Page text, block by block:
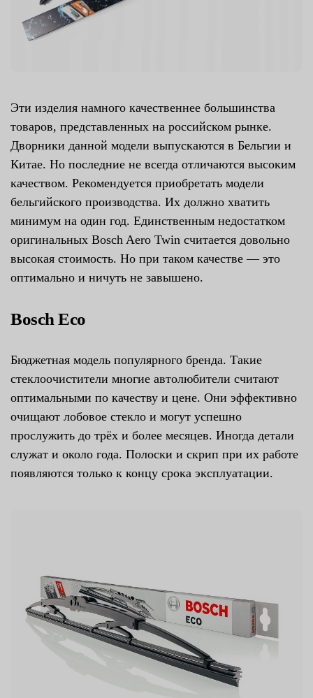
Эти изделия намного качественнее большинства
товаров, представленных на российском рынке.
Дворники данной модели выпускаются в Бельгии и
Китае. Но последние не всегда отличаются высоким
качеством. Рекомендуется приобретать модели
бельгийского производства. Их должно хватить
минимум на один год. Единственным недостатком
оригинальных Bosch Aero Twin считается довольно
высокая стоимость. Но при таком качестве — это
оптимально и ничуть не завышено.
Bosch Eco
Бюджетная модель популярного бренда. Такие
стеклоочистители многие автолюбители считают
оптимальными по качеству и цене. Они эффективно
очищают лобовое стекло и могут успешно
прослужить до трёх и более месяцев. Иногда детали
служат и около года. Полоски и скрип при их работе
появляются только к концу срока эксплуатации.